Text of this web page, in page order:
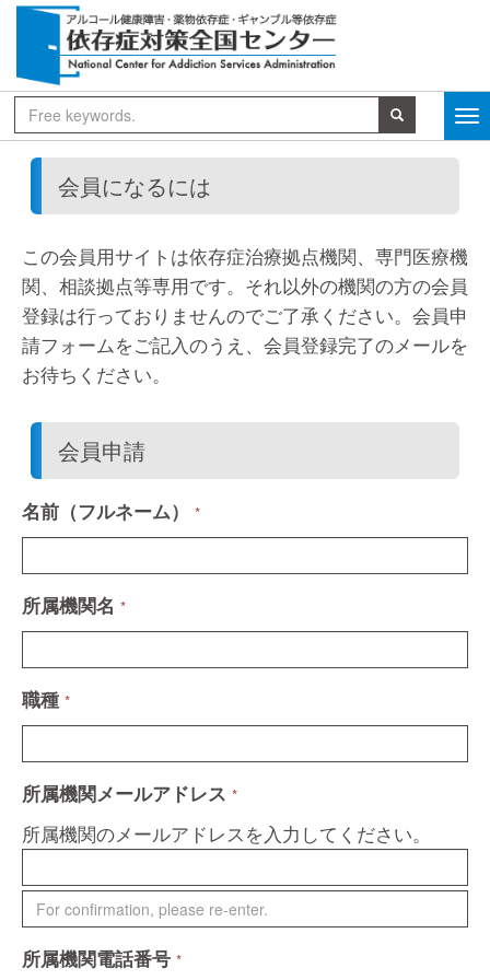
会員になるには
この会員用サイトは依存症治療拠点機関、専門医療機
関、相談拠点等専用です。それ以外の機関の方の会員
登録は行っておりませんのでご了承ください。会員申
請フォームをご記入のうえ、会員登録完了のメールを
お待ちください。
会員申請
名前（フルネーム） *
所属機関名 *
職種 *
所属機関メールアドレス *
所属機関のメールアドレスを入力してください。
所属機関電話番号 *